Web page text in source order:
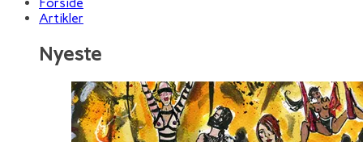
Artikler
Nyeste